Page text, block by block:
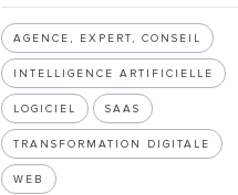
AGENCE, EXPERT, CONSEIL
INTELLIGENCE ARTIFICIELLE
LOGICIEL SAAS
TRANSFORMATION DIGITALE
WEB